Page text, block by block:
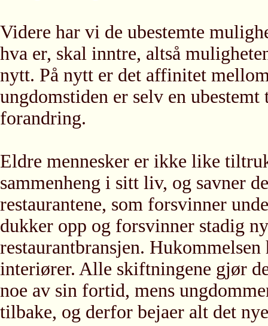
Videre har vi de ubestemte
hva er, skal inntre, altså
nytt. På nytt er det affinitet
ungdomstiden er selv en
forandring.
Eldre mennesker er ikke like
sammenheng i sitt liv, og savner
restaurantene, som forsvinner
dukker opp og forsvinner stadig
restaurantbransjen.
interiører. Alle skiftningene gjør
noe av sin fortid, mens
tilbake, og derfor bejaer alt det